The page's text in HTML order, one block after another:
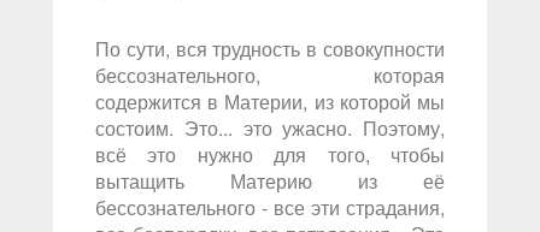
По сути, вся трудность в совокупности
бессознательного, которая
содержится в Материи, из которой мы
состоим. Это... это ужасно. Поэтому,
всё это нужно для того, чтобы
вытащить Материю из её
бессознательного - все эти страдания,